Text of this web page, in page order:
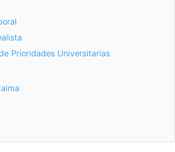
Prioridades Universitarias